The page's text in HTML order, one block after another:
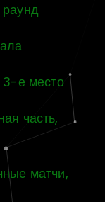
3-е место
часть,
матчи,